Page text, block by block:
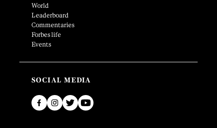
World
Leaderboard
Commentaries
Forbes life
Events
SOCIAL MEDIA